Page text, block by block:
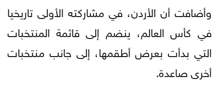
وأضافت أن الأردن، في مشاركته الأولى تاريخيا
في كأس العالم، ينضم إلى قائمة المنتخبات
التي بدأت بعرض أطقمها، إلى جانب منتخبات
أخرى صاعدة.